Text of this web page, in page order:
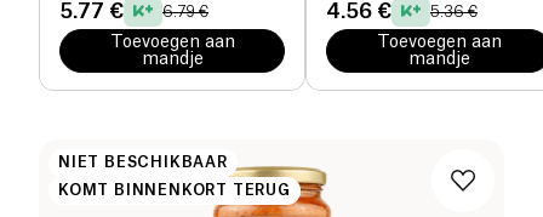
5.77 € 6.79 €
Toevoegen aan
mandje
4.56 € 5.36 €
Toevoegen aan
mandje
NIET BESCHIKBAAR
KOMT BINNENKORT TERUG